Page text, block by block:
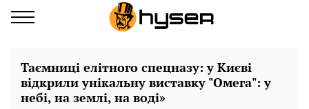
Таємниці елітного спецназу: у Києві
відкрили унікальну виставку "Омега": у
небі, на землі, на воді»